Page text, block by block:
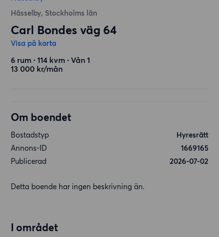
Hässelby, Stockholms län
Carl Bondes väg 64
Visa på karta
6 rum ∙ 114 kvm ∙ Vån 1
13 000 kr/mån
Om boendet
Bostadstyp
Hyresrätt
Annons-ID
1669165
Publicerad
2026-07-02
Detta boende har ingen beskrivning än.
I området